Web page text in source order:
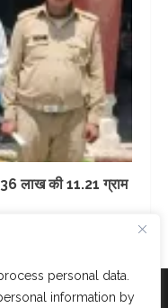
personal data.
information by
लाख की 11.21 ग्राम